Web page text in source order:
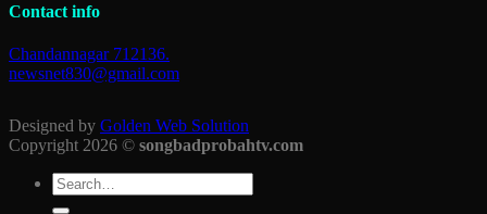
Contact info
Chandannagar 712136.
newsnet830@gmail.com
Designed by Golden Web Solution
Copyright 2026 © songbadprobahtv.com